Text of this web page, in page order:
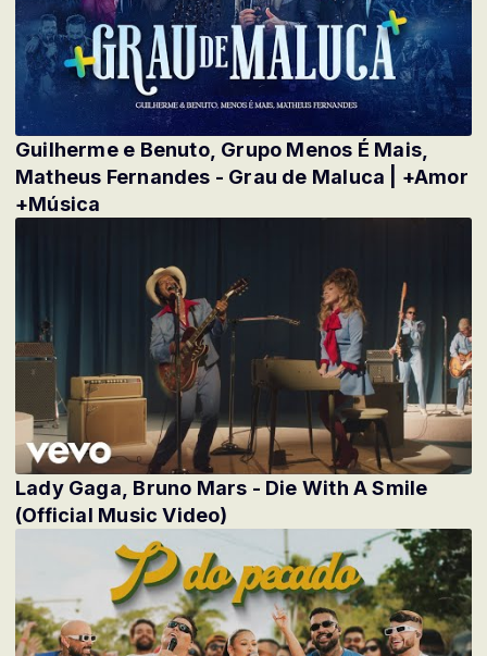
Guilherme e Benuto, Grupo Menos É Mais,
Matheus Fernandes - Grau de Maluca | +Amor
+Música
Lady Gaga, Bruno Mars - Die With A Smile
(Official Music Video)